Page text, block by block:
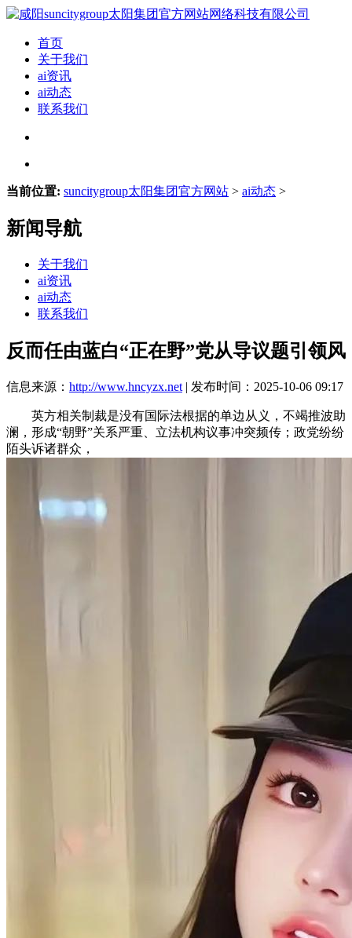
首页
关于我们
ai资讯
ai动态
联系我们
当前位置: suncitygroup太阳集团官方网站 > ai动态 >
新闻导航
关于我们
ai资讯
ai动态
联系我们
反而任由蓝白“正在野”党从导议题引领风
信息来源： http://www.hncyzx.net | 发布时间：2025-10-06 09:17
英方相关制裁是没有国际法根据的单边从义，不竭推波助
澜，形成“朝野”关系严重、立法机构议事冲突频传；政党纷纷
陌头诉诸群众，